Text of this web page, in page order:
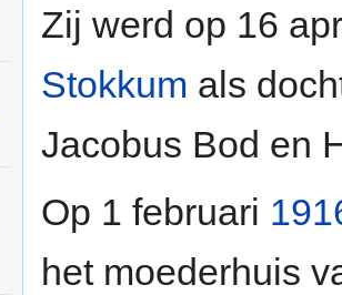
Zij werd op 16
Stokkum als
Jacobus Bod en
Op 1 februari
het moederhuis